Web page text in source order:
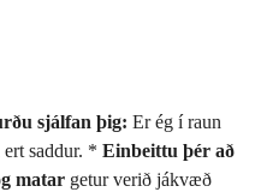
sjálfan þig: Er ég í raun
saddur. * Einbeittu þér að
matar getur verið jákvæð